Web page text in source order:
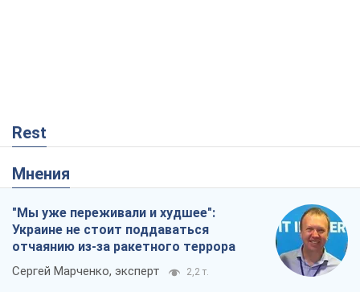
Rest
Мнения
"Мы уже переживали и худшее":
Украине не стоит поддаваться
отчаянию из-за ракетного террора
Сергей Марченко, эксперт 2,2 т.